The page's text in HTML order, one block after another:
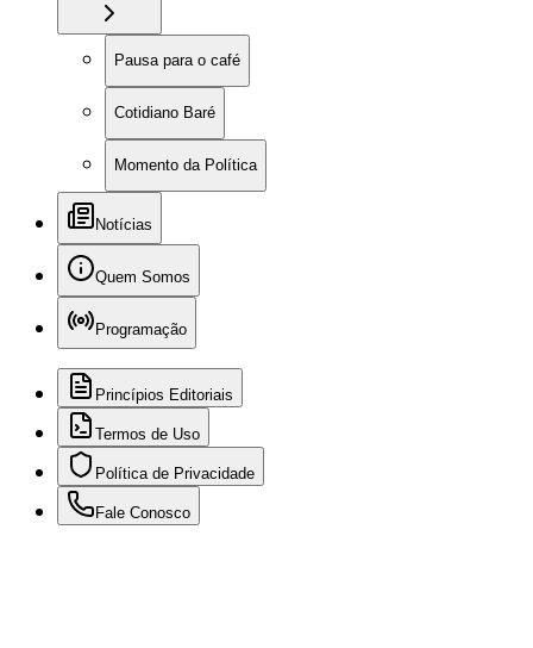
Pausa para o café
Cotidiano Baré
Momento da Política
Notícias
Quem Somos
Programação
Princípios Editoriais
Termos de Uso
Política de Privacidade
Fale Conosco